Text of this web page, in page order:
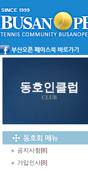
동호인클럽
CLUB
공지사항[8]
가입인사[8]